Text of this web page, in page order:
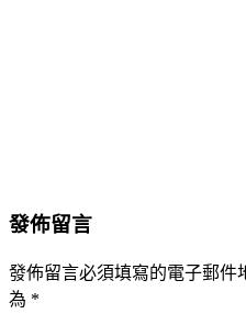
發佈留言
發佈留言必須填寫的電子郵件
為 *